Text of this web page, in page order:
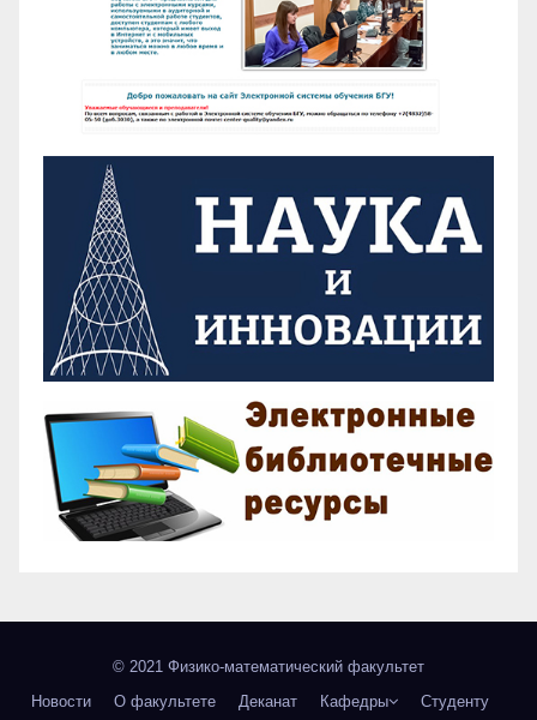
© 2021 Физико-математический факультет
Новости
О факультете Деканат Кафедры Студенту